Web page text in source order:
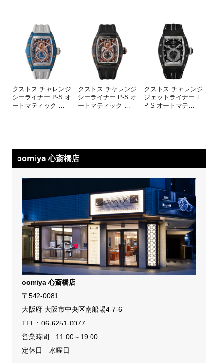
クストス チャレンジ
シーライナー P-S オ
ートマティック
クストス チャレンジ
シーライナー P-S オ
ートマティック
クストス チャレンジ
ジェットライナーⅡ
P-S オートマテ
oomiya 心斎橋店
oomiya 心斎橋店
〒542-0081
大阪府 大阪市中央区南船場4-7-6
TEL： 06-6251-0077
営業時間 11:00～19:00
定休日 水曜日